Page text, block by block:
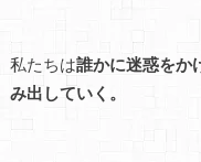
私たちは誰かに迷惑をか
み出していく。